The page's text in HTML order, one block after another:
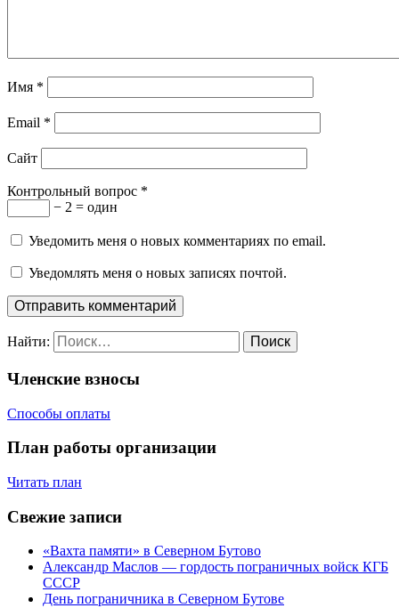
Имя *
Email *
Сайт
Контрольный вопрос *
− 2 = один
Уведомить меня о новых комментариях по email.
Уведомлять меня о новых записях почтой.
Найти:
Членские взносы
Способы оплаты
План работы организации
Читать план
Свежие записи
«Вахта памяти» в Северном Бутово
Александр Маслов — гордость пограничных войск КГБ
СССР
День пограничника в Северном Бутове